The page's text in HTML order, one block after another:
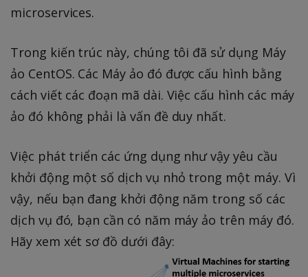
microservices.
Trong kiến trúc này, chúng tôi đã sử dụng Máy
ảo CentOS. Các Máy ảo đó được cấu hình bằng
cách viết các đoạn mã dài. Việc cấu hình các máy
ảo đó không phải là vấn đề duy nhất.
Việc phát triển các ứng dụng như vậy yêu cầu
khởi động một số dịch vụ nhỏ trong một máy. Vì
vậy, nếu bạn đang khởi động năm trong số các
dịch vụ đó, bạn cần có năm máy ảo trên máy đó.
Hãy xem xét sơ đồ dưới đây: